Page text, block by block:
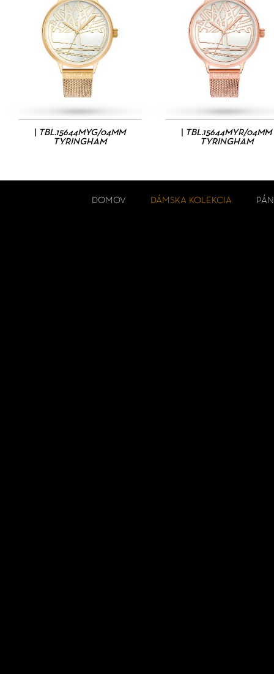
TBL.15644MYG/04MM
TYRINGHAM
TBL.15644MYR/04MM
TYRINGHAM
DOMOV DÁMSKA KOLEKCIA